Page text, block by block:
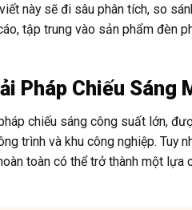
này sẽ đi sâu phân tích, so
tập trung vào sản phẩm đèn
Pháp Chiếu Sáng
chiếu sáng công suất lớn,
trình và khu công nghiệp. Tuy
toàn có thể trở thành một lựa